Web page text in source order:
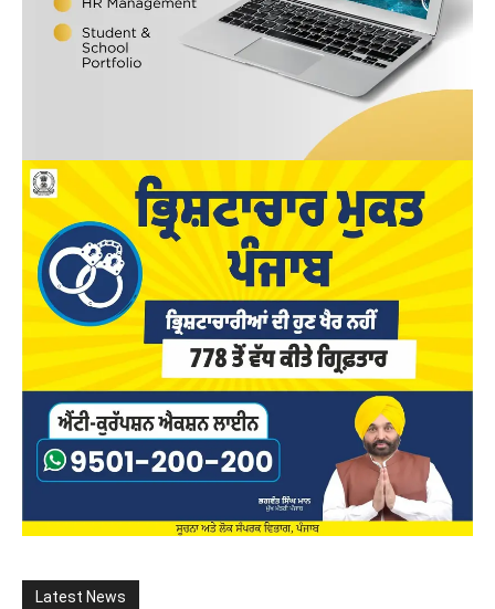
Latest News